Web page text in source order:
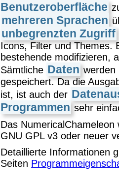
Benutzeroberfläche
mehreren Sprachen
unbegrenzten Zugriff
Icons, Filter und Themes.
bestehende modifizieren,
Sämtliche Daten
gespeichert. Da die
ist, ist auch der
Programmen sehr
Das
GNU GPL v3 oder neuer
Detaillierte Informationen
Seiten